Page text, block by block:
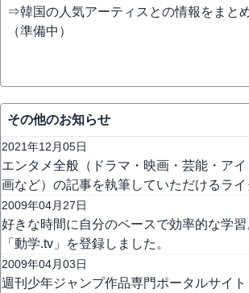
⇒韓国の人気アーティスとの情報をまと
（準備中）
その他のお知らせ
2021年12月05日
エンタメ全般（ドラマ・映画・芸能・ア
画など）の記事を執筆していただけるライ
2009年04月27日
好きな時間に自分のペースで効率的な学
「動学.tv」を登録しました。
2009年04月03日
週刊少年ジャンプ作品専門ポータルサイト